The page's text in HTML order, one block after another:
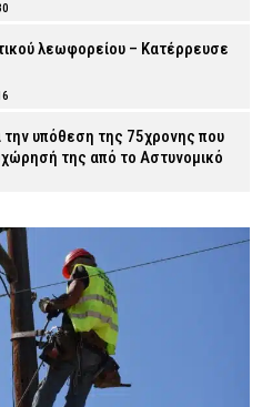
λεωφορείου – Κατέρρευσε
την υπόθεση της 75χρονης που
της από το Αστυνομικό
πάλευε για τη ζωή του μετά το
του ΔΕΔΔΗΕ μετά την έκρηξη